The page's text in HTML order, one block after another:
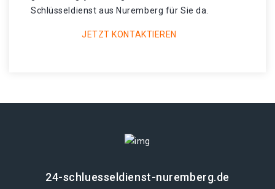
Schlüsseldienst aus Nuremberg für Sie da.
JETZT KONTAKTIEREN
24-schluesseldienst-nuremberg.de